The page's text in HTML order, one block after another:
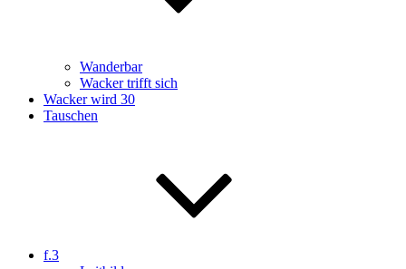
Wanderbar
Wacker trifft sich
Wacker wird 30
Tauschen
f.3